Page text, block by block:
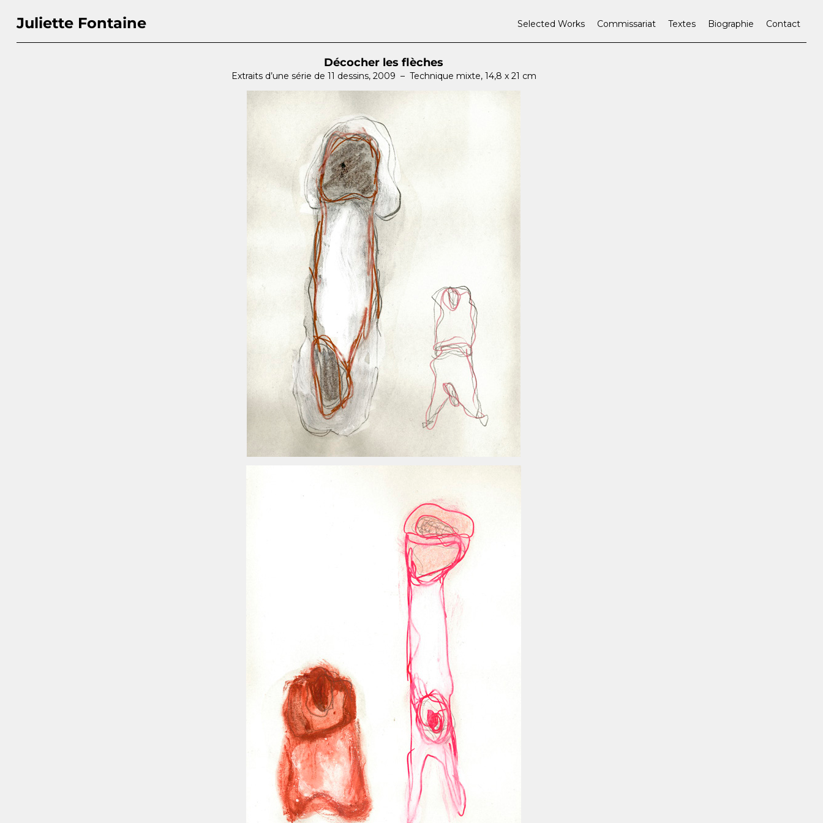
Juliette Fontaine Selected Works Commissariat Textes Biographie Contact
Décocher les flèches
Extraits d’une série de 11 dessins, 2009 – Technique mixte, 14,8 x 21 cm